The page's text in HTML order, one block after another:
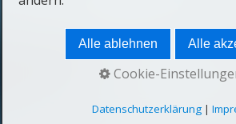
Alle ablehnen Alle
Cookie-
Datenschutzerklärung|